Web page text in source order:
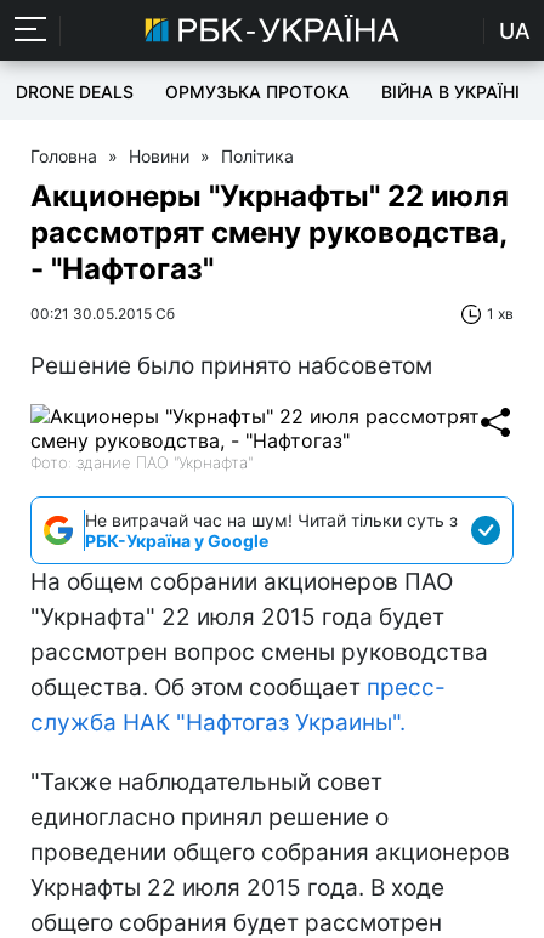
UA
DRONE DEALS ОРМУЗЬКА ПРОТОКА ВІЙНА В УКРАЇНІ
Головна » Новини » Політика
Акционеры "Укрнафты" 22 июля
рассмотрят смену руководства,
- "Нафтогаз"
00:21 30.05.2015 Сб 1 хв
Решение было принято набсоветом
Фото: здание ПАО "Укрнафта"
Не витрачай час на шум! Читай тільки суть з
РБК-Україна у Google
На общем собрании акционеров ПАО
"Укрнафта" 22 июля 2015 года будет
рассмотрен вопрос смены руководства
общества. Об этом сообщает пресс-
служба НАК "Нафтогаз Украины".
"Также наблюдательный совет
единогласно принял решение о
проведении общего собрания акционеров
Укрнафты 22 июля 2015 года. В ходе
общего собрания будет рассмотрен